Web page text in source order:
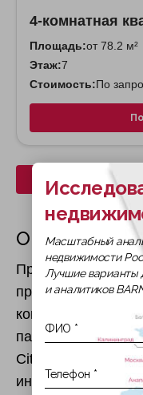
4-комнатная
Площадь:от 78.2 м²
Этаж:7
Стоимость:По
О жилом
Проект
представляет
комплекс на
партнерстве с
City. Застройщик
интегрировал
Масштабный
недвижимости
Лучшие варианты
и аналитиков